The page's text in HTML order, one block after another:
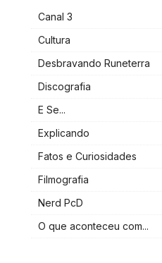
Canal 3
Cultura
Desbravando Runeterra
Discografia
E Se...
Explicando
Fatos e Curiosidades
Filmografia
Nerd PcD
O que aconteceu com...